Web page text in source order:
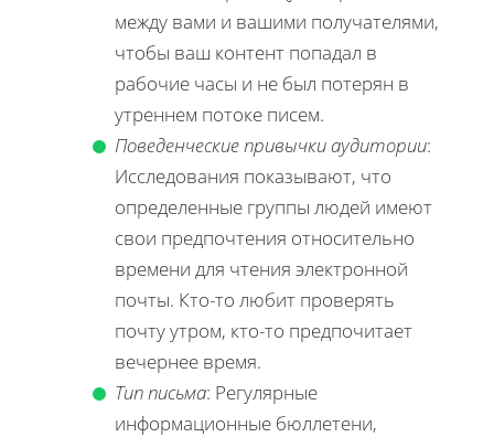
между вами и вашими получателями,
чтобы ваш контент попадал в
рабочие часы и не был потерян в
утреннем потоке писем.
Поведенческие привычки аудитории:
Исследования показывают, что
определенные группы людей имеют
свои предпочтения относительно
времени для чтения электронной
почты. Кто-то любит проверять
почту утром, кто-то предпочитает
вечернее время.
Тип письма: Регулярные
информационные бюллетени,